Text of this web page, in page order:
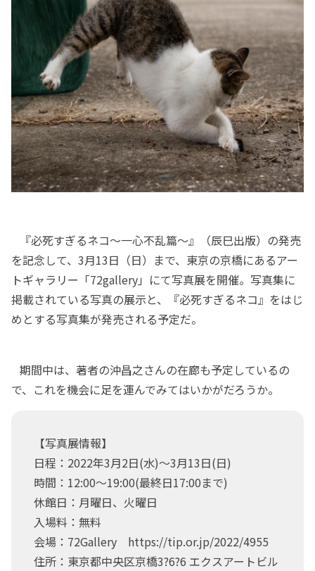
『必死すぎるネコ～一心不乱篇～』（辰巳出版）の発売
を記念して、3月13日（日）まで、東京の京橋にあるアー
トギャラリー「72gallery」にて写真展を開催。写真集に
掲載されている写真の展示と、『必死すぎるネコ』をはじ
めとする写真集が発売される予定だ。
期間中は、著者の沖昌之さんの在廊も予定しているの
で、これを機会に足を運んでみてはいかがだろうか。
【写真展情報】
日程：2022年3月2日(水)～3月13日(日)
時間：12:00～19:00(最終日17:00まで)
休館日：月曜日、火曜日
入場料：無料
会場：72Gallery https://tip.or.jp/2022/4955
住所：東京都中央区京橋3?6?6 エクスアートビル